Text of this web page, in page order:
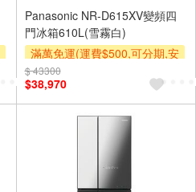
Panasonic NR-D615XV變頻四
門冰箱610L(雪霧白)
滿萬免運(運費$500,可分期,安
裝跨區費另計,單品未滿1萬元
及使用6期以上分期0利率,需付
基本安裝運費)
$ 43300
$38,970